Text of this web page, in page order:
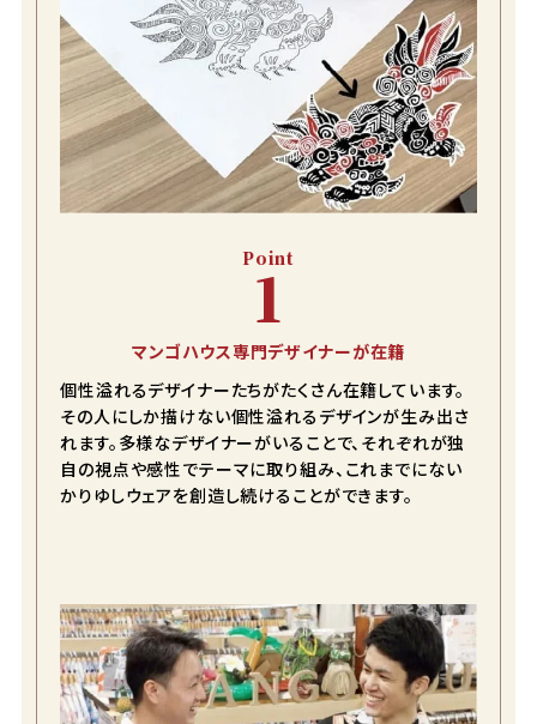
Point
1
マンゴハウス専門デザイナーが在籍
個性溢れるデザイナーたちがたくさん在籍しています。
その人にしか描けない個性溢れるデザインが生み出さ
れます。多様なデザイナーがいることで、それぞれが独
自の視点や感性でテーマに取り組み、これまでにない
かりゆしウェアを創造し続けることができます。